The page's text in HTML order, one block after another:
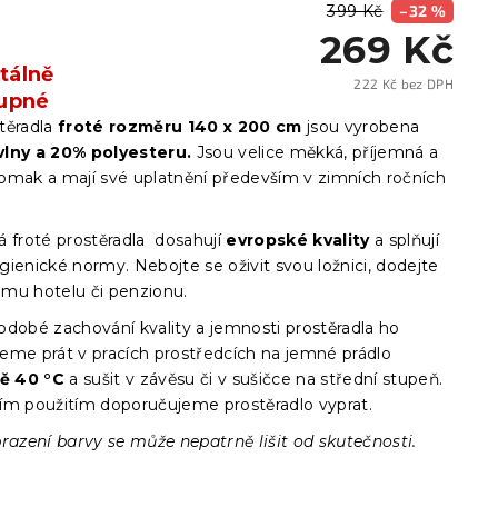
399 Kč –32 %
269 Kč
222 Kč bez DPH
froté rozměru 140 x 200 cmjsou vyrobena
a 20% polyesteru. Jsou velice měkká, příjemná a
a mají své uplatnění především v zimních ročních
froté prostěradla dosahujíevropské kvalitya splňují
normy. Nebojte se oživit svou ložnici, dodejte
hotelu či penzionu.
zachování kvality a jemnosti prostěradla ho
prát v pracích prostředcích na jemné prádlo
40 °C a sušit v závěsu či v sušičce na střední stupeň.
použitím doporučujeme prostěradlo vyprat.
barvy se může nepatrně lišit od skutečnosti.